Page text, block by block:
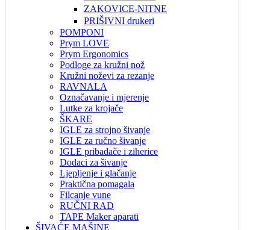
ZAKOVICE-NITNE
PRIŠIVNI drukeri
POMPONI
Prym LOVE
Prym Ergonomics
Podloge za kružni nož
Kružni noževi za rezanje
RAVNALA
Označavanje i mjerenje
Lutke za krojače
ŠKARE
IGLE za strojno šivanje
IGLE za ručno šivanje
IGLE pribadače i ziherice
Dodaci za šivanje
Ljepljenje i glačanje
Praktična pomagala
Filcanje vune
RUČNI RAD
TAPE Maker aparati
ŠIVAĆE MAŠINE